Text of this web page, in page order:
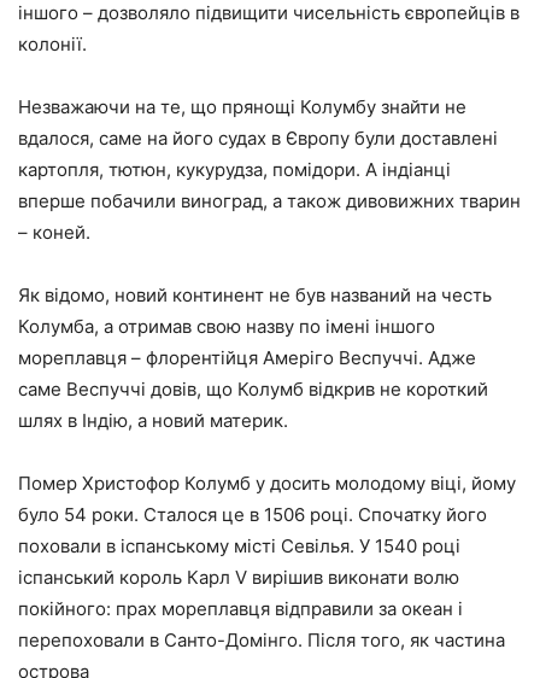
іншого – дозволяло підвищити чисельність європейців в
колонії.
Незважаючи на те, що прянощі Колумбу знайти не
вдалося, саме на його судах в Європу були доставлені
картопля, тютюн, кукурудза, помідори. А індіанці
вперше побачили виноград, а також дивовижних тварин
– коней.
Як відомо, новий континент не був названий на честь
Колумба, а отримав свою назву по імені іншого
мореплавця – флорентійця Амеріго Веспуччі. Адже
саме Веспуччі довів, що Колумб відкрив не короткий
шлях в Індію, а новий материк.
Помер Христофор Колумб у досить молодому віці, йому
було 54 роки. Сталося це в 1506 році. Спочатку його
поховали в іспанському місті Севілья. У 1540 році
іспанський король Карл V вирішив виконати волю
покійного: прах мореплавця відправили за океан і
перепоховали в Санто-Домінго. Після того, як частина
острова